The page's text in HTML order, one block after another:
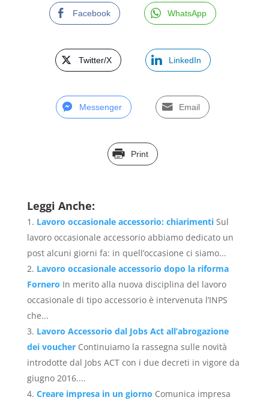
Facebook WhatsApp
Twitter/X LinkedIn
Messenger Email
Print
Leggi Anche:
Lavoro occasionale accessorio: chiarimenti Sul
lavoro occasionale accessorio abbiamo dedicato un
post alcuni giorni fa: in quell’occasione ci siamo...
Lavoro occasionale accessorio dopo la riforma
Fornero In merito alla nuova disciplina del lavoro
occasionale di tipo accessorio è intervenuta l’INPS
che...
Lavoro Accessorio dal Jobs Act all’abrogazione
dei voucher Continuiamo la rassegna sulle novità
introdotte dal Jobs ACT con i due decreti in vigore da
giugno 2016....
Creare impresa in un giorno Comunica impresa